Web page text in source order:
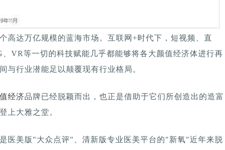
高达万亿规模的蓝海市场。互联网+时代下，短视频、直
VR等一切的科技赋能几乎都能够将各大颜值经济体进行再
与行业潜能足以颠覆现有行业格局。
经济品牌已经脱颖而出，也正是借助于它们所创造出的造富
上大雅之堂。
医美版"大众点评"、清新版专业医美平台的"新氧"近年来脱